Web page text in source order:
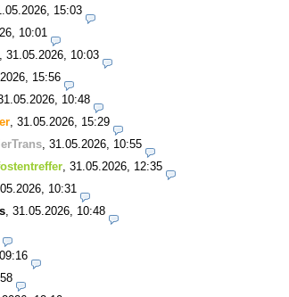
15:03
10:01
31.05.2026, 10:03
15:56
10:48
31.05.2026, 15:29
31.05.2026, 10:55
31.05.2026, 12:35
10:31
31.05.2026, 10:48